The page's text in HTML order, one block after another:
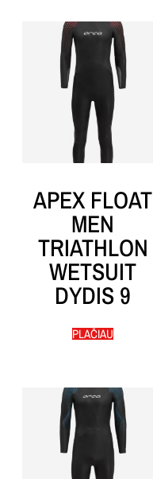
APEX FLOAT
MEN
TRIATHLON
WETSUIT
DYDIS 9
PLAČIAU